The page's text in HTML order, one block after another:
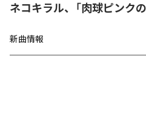
ネコキラル、「肉球ピンク
新曲情報